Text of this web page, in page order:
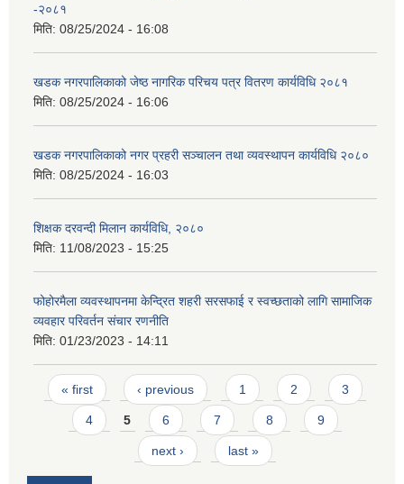
-२०८१
मिति: 08/25/2024 - 16:08
खडक नगरपालिकाको जेष्ठ नागरिक परिचय पत्र वितरण कार्यविधि २०८१
मिति: 08/25/2024 - 16:06
खडक नगरपालिकाको नगर प्रहरी सञ्चालन तथा व्यवस्थापन कार्यविधि २०८०
मिति: 08/25/2024 - 16:03
शिक्षक दरवन्दी मिलान कार्यविधि, २०८०
मिति: 11/08/2023 - 15:25
फोहोरमैला व्यवस्थापनमा केन्द्रित शहरी सरसफाई र स्वच्छताको लागि सामाजिक
व्यवहार परिवर्तन संचार रणनीति
मिति: 01/23/2023 - 14:11
Pages
« first ‹ previous 1 2 3
4 5 6 7 8 9
next › last »